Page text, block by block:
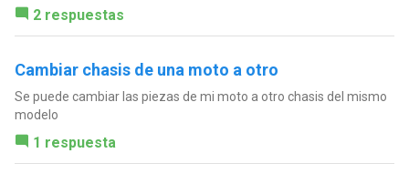
2 respuestas
Cambiar chasis de una moto a otro
Se puede cambiar las piezas de mi moto a otro chasis del mismo
modelo
1 respuesta